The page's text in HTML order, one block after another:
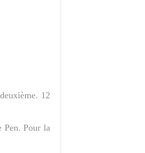
12
Pen. Pour la